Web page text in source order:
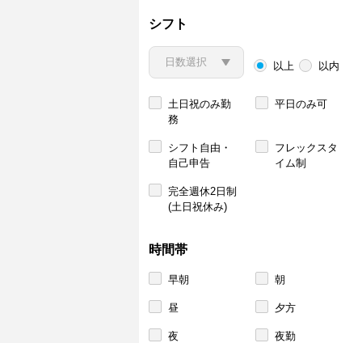
シフト
以上 以内
土日祝のみ勤
務
平日のみ可
シフト自由・
自己申告
フレックスタ
イム制
完全週休2日制
(土日祝休み)
時間帯
早朝 朝
昼 夕方
夜 夜勤